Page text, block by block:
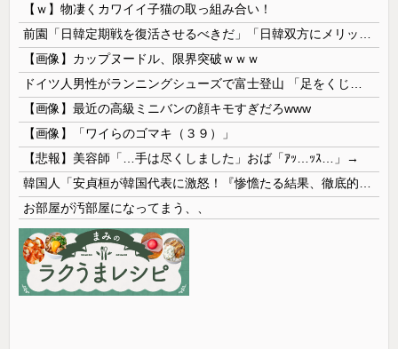
【ｗ】物凄くカワイイ子猫の取っ組み合い！
【画像】カップヌードル、限界突破ｗｗｗ
【画像】最近の高級ミニバンの顔キモすぎだろwww
【画像】「ワイらのゴマキ（３９）」
【悲報】美容師「…手は尽くしました」おば「ｱｯ…ｯｽ…」→
お部屋が汚部屋になってまう、、